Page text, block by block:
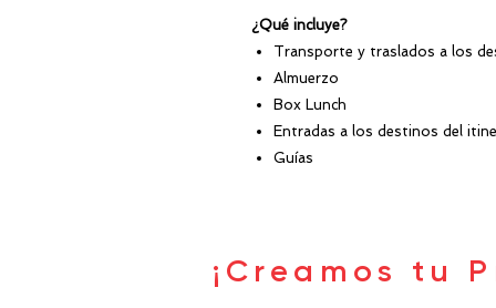
¿Qué incluye?
Transporte y traslados a los
Almuerzo
Box Lunch
Entradas a los destinos del
Guías
¡Creamos tu